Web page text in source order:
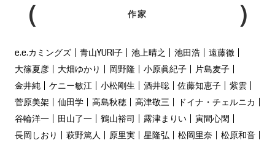
作家
e.e.カミングズ 青山YURI子 池上晴之 池田浩
遠藤徹
大篠夏彦
大畑ゆかり 岡野隆 小原眞紀子
片島麦子
金井純
ケニー敏江 小松剛生 酒井聡 佐藤知恵子
紫雲
菅原美架
仙田学 高島秋穂 高津敬三
ドイナ・チェルニカ
谷輪洋一
田山了一 鶴山裕司 露津まりい
寅間心閑
長岡しおり
萩野篤人 原里実 星隆弘 松岡里奈
松原和音